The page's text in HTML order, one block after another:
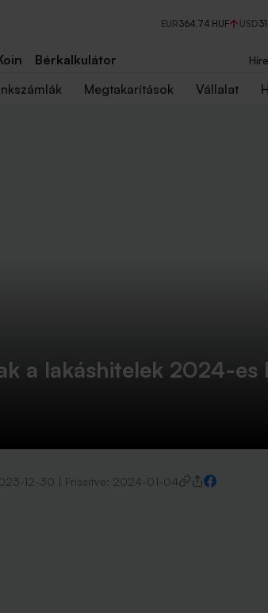
EUR364,74 HUF USD
Bérkalkulátor
Megtakarítások Vállalat
a lakáshitelek 2024-es
12-30 Frissítve: 2024-01-04